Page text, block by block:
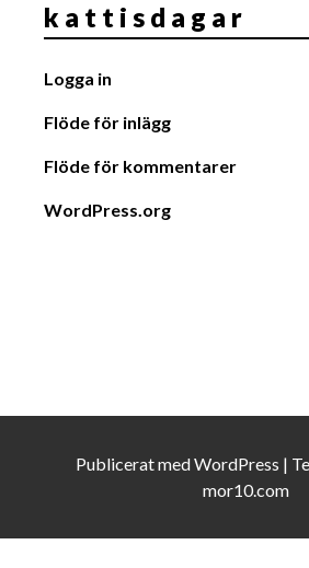
k a t t i s d a g a r
Logga in
Flöde för inlägg
Flöde för kommentarer
WordPress.org
Publicerat medWordPress |
mor10.com